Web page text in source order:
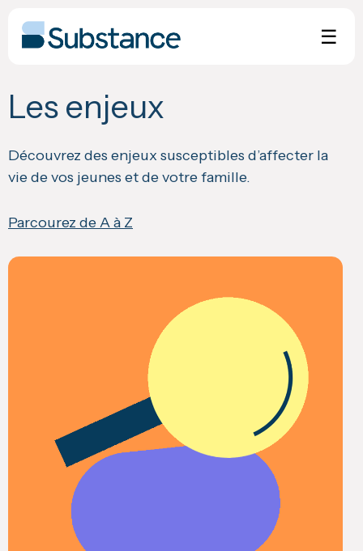
content
☰
Les enjeux
Découvrez des enjeux susceptibles d’affecter la
vie de vos jeunes et de votre famille.
Parcourez de A à Z